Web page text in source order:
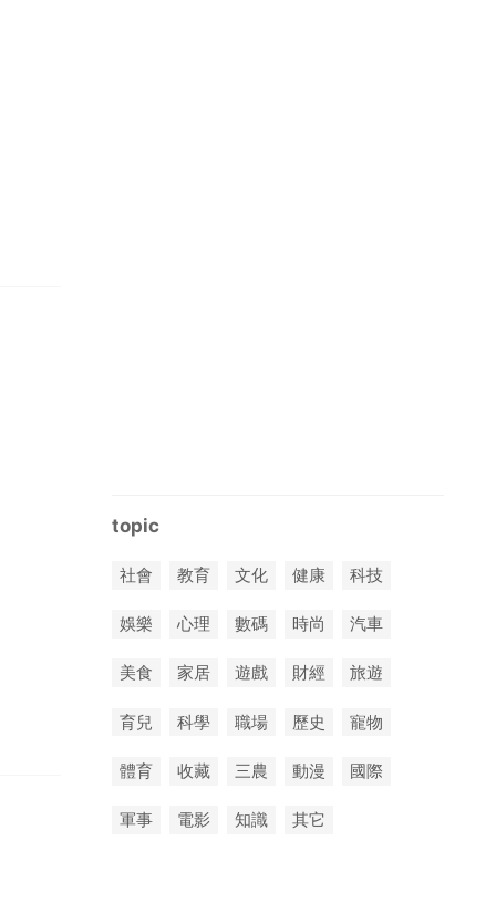
topic
社會 教育 文化 健康 科技
娛樂 心理 數碼 時尚 汽車
美食 家居 遊戲 財經 旅遊
育兒 科學 職場 歷史 寵物
體育 收藏 三農 動漫 國際
軍事 電影 知識 其它